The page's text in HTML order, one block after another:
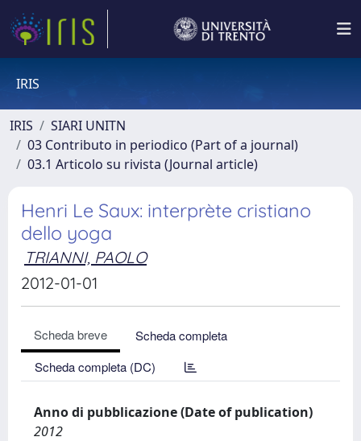
IRIS
IRIS
SIARI UNITN
03 Contributo in periodico (Part of a journal)
03.1 Articolo su rivista (Journal article)
Henri Le Saux: interprète cristiano
dello yoga
TRIANNI, PAOLO
2012-01-01
Scheda breve
Scheda completa
Scheda completa (DC)
Anno di pubblicazione (Date of publication)
2012